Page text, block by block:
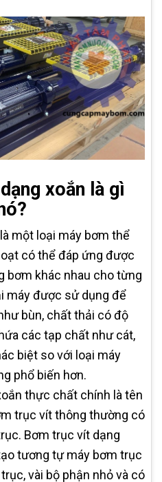
xoắn là gì
một loại máy bơm thể
có thể đáp ứng được
bơm khác nhau cho từng
máy được sử dụng để
bùn, chất thải có độ
các tạp chất như cát,
biệt so với loại máy
phổ biến hơn.
thực chất chính là tên
trục vít thông thường có
Bơm trục vít dạng
tương tự máy bơm trục
vài bộ phận nhỏ và có